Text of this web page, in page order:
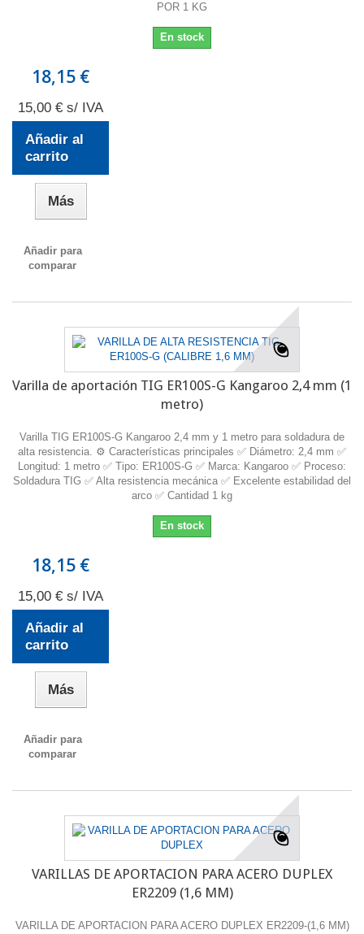
POR 1 KG
En stock
18,15 €
15,00 € s/ IVA
Añadir al
carrito
Más
Añadir para
comparar
Varilla de aportación TIG ER100S-G Kangaroo 2,4 mm (1
metro)
Varilla TIG ER100S-G Kangaroo 2,4 mm y 1 metro para soldadura de
alta resistencia. ⚙️ Características principales ✅ Diámetro: 2,4 mm ✅
Longitud: 1 metro ✅ Tipo: ER100S-G ✅ Marca: Kangaroo ✅ Proceso:
Soldadura TIG ✅ Alta resistencia mecánica ✅ Excelente estabilidad del
arco ✅ Cantidad 1 kg
En stock
18,15 €
15,00 € s/ IVA
Añadir al
carrito
Más
Añadir para
comparar
VARILLAS DE APORTACION PARA ACERO DUPLEX
ER2209 (1,6 MM)
VARILLA DE APORTACION PARA ACERO DUPLEX ER2209-(1,6 MM)